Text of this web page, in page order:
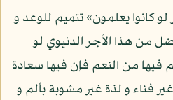
كانوا يعلمون» تتميم للوعد و
من هذا الأجر الدنيوي لو
فيها من النعم فإن فيها سعادة
فناء و لذة غير مشوبة بألم و